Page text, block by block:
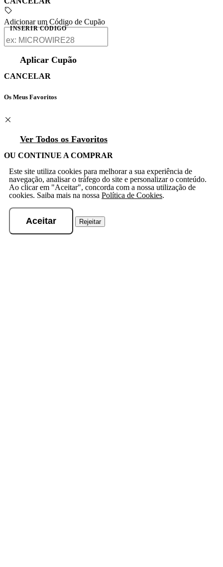
Adicionar um Código de Cupão
INSERIR CÓDIGO
Aplicar Cupão
CANCELAR
Os Meus Favoritos
Ver Todos os Favoritos
OU CONTINUE A COMPRAR
Este site utiliza cookies para melhorar a sua experiência de
navegação, analisar o tráfego do site e personalizar o conteúdo.
Ao clicar em "Aceitar", concorda com a nossa utilização de
cookies. Saiba mais na nossa Política de Cookies.
Aceitar Rejeitar